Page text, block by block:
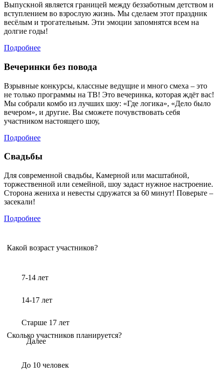
Выпускной является границей между беззаботным детством и
вступлением во взрослую жизнь. Мы сделаем этот праздник
весёлым и трогательным. Эти эмоции запомнятся всем на
долгие годы!
Подробнее
Вечеринки без повода
Взрывные конкурсы, классные ведущие и много смеха – это
не только программы на ТВ! Это вечеринка, которая ждёт вас!
Мы собрали комбо из лучших шоу: «Где логика», «Дело было
вечером», и другие. Вы сможете почувствовать себя
участником настоящего шоу,
Подробнее
Свадьбы
Для современной свадьбы, Камерной или масштабной,
торжественной или семейной, шоу задаст нужное настроение.
Сторона жениха и невесты сдружатся за 60 минут! Поверьте –
засекали!
Подробнее
Какой возраст участников?
7-14 лет
14-17 лет
Старше 17 лет
Далее
Сколько участников планируется?
До 10 человек